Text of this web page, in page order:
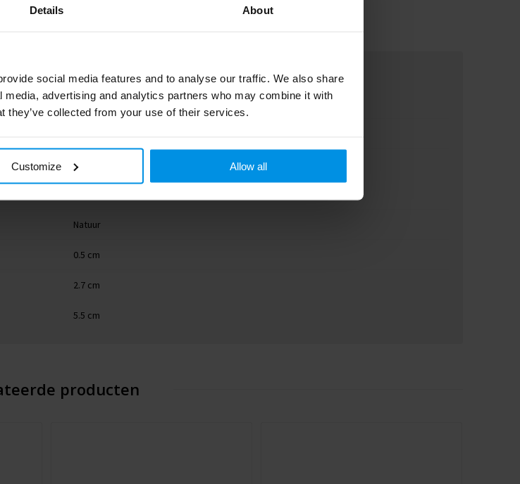
Details About
social media features and to analyse our traffic. We also share
advertising and analytics partners who may combine it with
they’ve collected from your use of their services.
Customize Allow all
LT99723_N0094
5 g
Natuur
0.5 cm
2.7 cm
5.5 cm
producten